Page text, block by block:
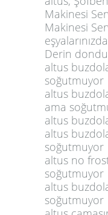
Makinesi
Makinesi
Derin
altus
soğutmuyor
altus
ama
altus
altus
soğutmuyor
altus no
soğutmuyor
altus
soğutmuyor